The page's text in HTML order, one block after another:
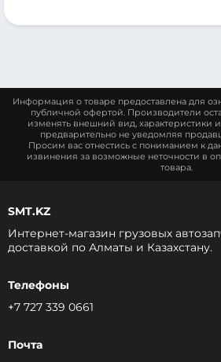
Информация о товаре предоставлена для
публичной офертой. Производители
изменять внешний вид, характеристики
предварительно не уведомляя
Просим вас отнестись с пониманием к
извинения за возможные неточности в
товара.
SMT.KZ
Интернет-магазин грузовых
доставкой по Алматы и Казахстану.
Телефоны
+7 727 339 0661
Почта